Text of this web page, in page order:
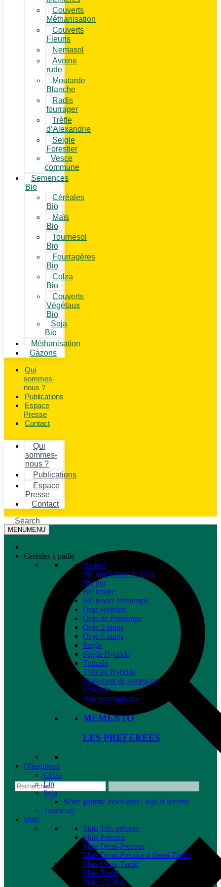
Couverts
Méthanisation
Couverts
Fleuris
Nemasol
Avoine
rude
Moutarde
Blanche
Radis
fourrager
Trèfle
d’Alexandrie
Seigle
Forestier
Vesce
commune
Semences
Bio
Céréales
Bio
Maïs
Bio
Tournesol
Bio
Fourragères
Bio
Colza
Bio
Couverts
Végétaux
Bio
Soja
Bio
Méthanisation
Gazons
Qui
sommes-
nous ?
Publications
Espace
Presse
Contact
Qui
sommes-
nous ?
Publications
Espace
Presse
Contact
Search
MENUMENU
Céréales à paille
Avoine
Blé améliorant de force
Blé dur
Blé tendre
Blé tendre Printemps
Orge Hybride
Orge de Printemps
Orge 2 rangs
Orge 6 rangs
Seigle
Seigle Hybride
Triticale
Triticale Hybride
Traitement de semences
Féverole
Pois protéagineux
MEMENTO
LES PREFEREES
Oléagineux
Colza
Lin
Soja
Notre gamme inoculants : soja et luzerne
Tournesol
Maïs
Maïs Très précoce
Maïs Précoce
Maïs Demi-Précoce
Maïs Demi-Précoce à Demi-Tardif
Maïs Demi-Tardif
Maïs Tardif
Maïs V2 Max